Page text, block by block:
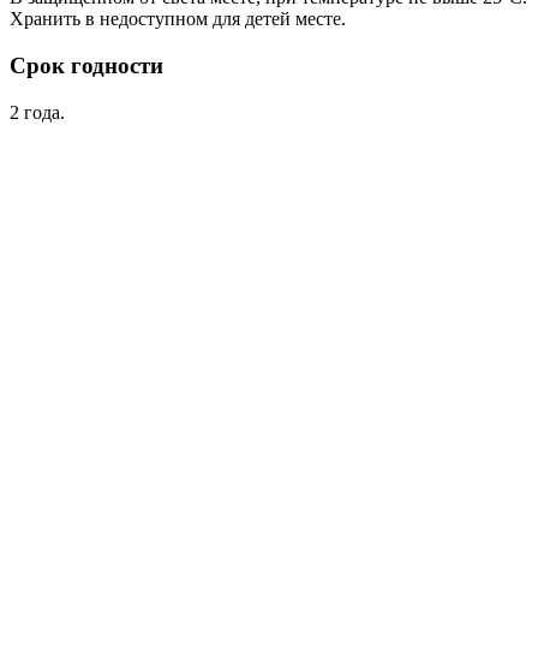
Хранить в недоступном для детей месте.
Срок годности
2 года.